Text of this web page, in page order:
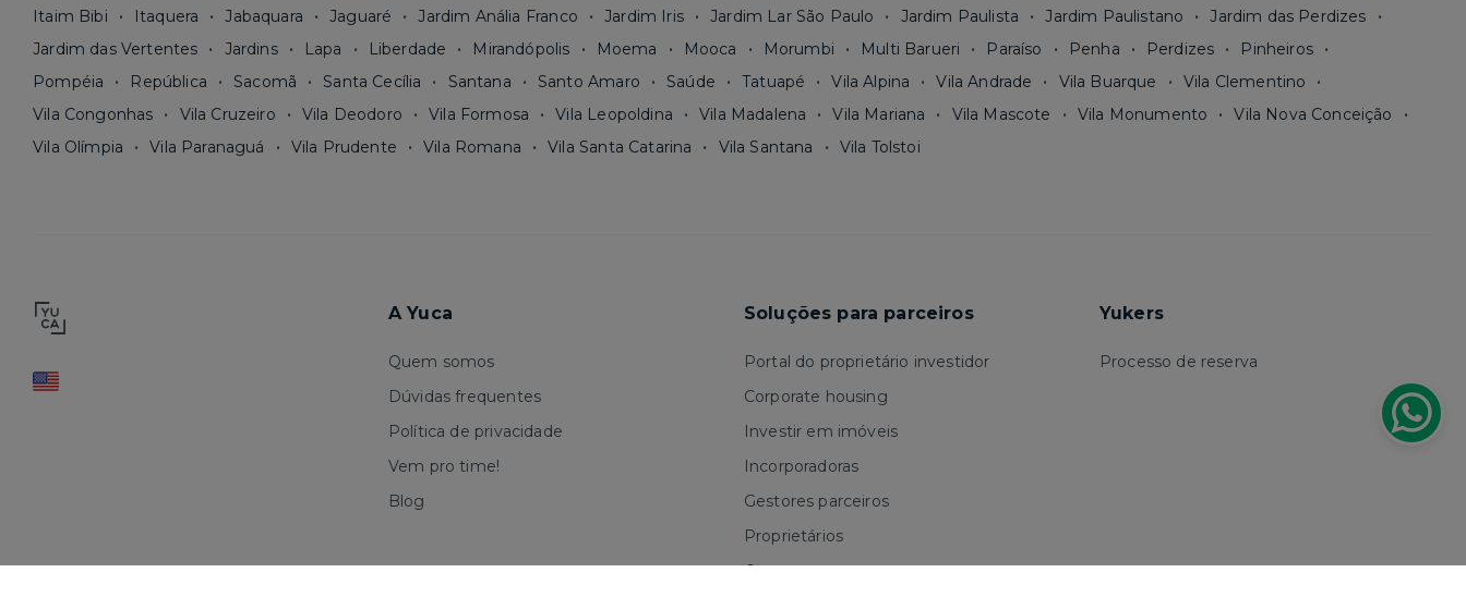
Itaim Bibi
Itaquera Jabaquara Jaguaré Jardim Anália Franco Jardim Iris Jardim Lar São Paulo Jardim Paulista Jardim Paulistano
Jardim das Perdizes
Jardim das Vertentes
Jardins Lapa Liberdade Mirandópolis Moema Mooca Morumbi Multi Barueri Paraíso Penha Perdizes
Pinheiros
Pompéia
República Sacomã Santa Cecília Santana Santo Amaro Saúde Tatuapé Vila Alpina Vila Andrade Vila Buarque
Vila Clementino
Vila Congonhas
Vila Cruzeiro Vila Deodoro Vila Formosa Vila Leopoldina Vila Madalena Vila Mariana Vila Mascote Vila Monumento
Vila Nova Conceição
Vila Olímpia
Vila Paranaguá Vila Prudente Vila Romana Vila Santa Catarina Vila Santana Vila Tolstoi
A Yuca
Quem somos
Dúvidas frequentes
Política de privacidade
Vem pro time!
Blog
Soluções para parceiros
Portal do proprietário investidor
Corporate housing
Investir em imóveis
Incorporadoras
Gestores parceiros
Proprietários
Corretores
Yukers
Processo de reserva